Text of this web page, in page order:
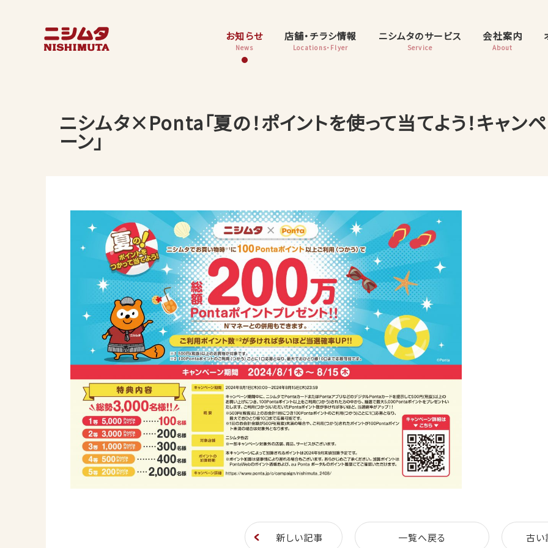
お知らせ
News
店舗・チラシ情報
Locations・Flyer
ニシムタのサービス
Service
会社案内
About
ニシムタ×Ponta「夏の！ポイントを使って当てよう！キャンペ
ーン」
新しい記事 一覧へ戻る 古い